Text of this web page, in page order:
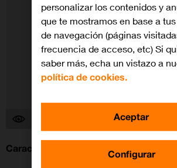
Hay 3 personas viendo este dispositivo
Características
personalizar los contenidos y
que te mostramos en base a
de navegación (páginas
frecuencia de acceso, etc) Si
saber más, echa un vistazo a
política de cookies.
Configurar
Aceptar